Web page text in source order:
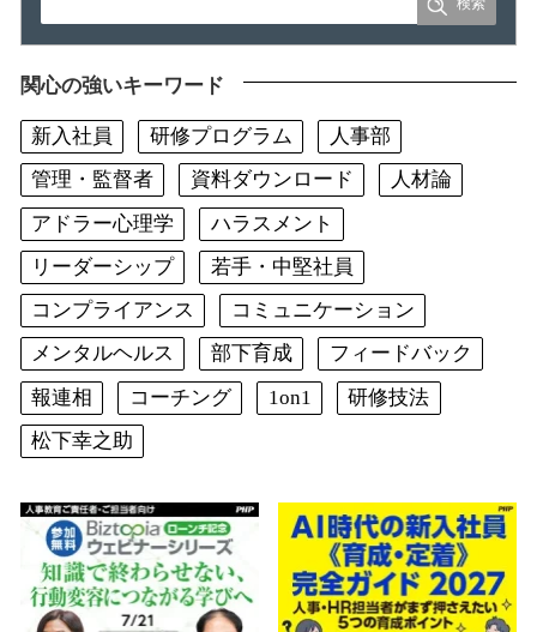
関心の強いキーワード
新入社員 研修プログラム
人事部
管理・監督者
資料ダウンロード
人材論
アドラー心理学
ハラスメント
リーダーシップ
若手・中堅社員
コンプライアンス
コミュニケーション
メンタルヘルス
部下育成
フィードバック
報連相
コーチング 1on1
研修技法
松下幸之助